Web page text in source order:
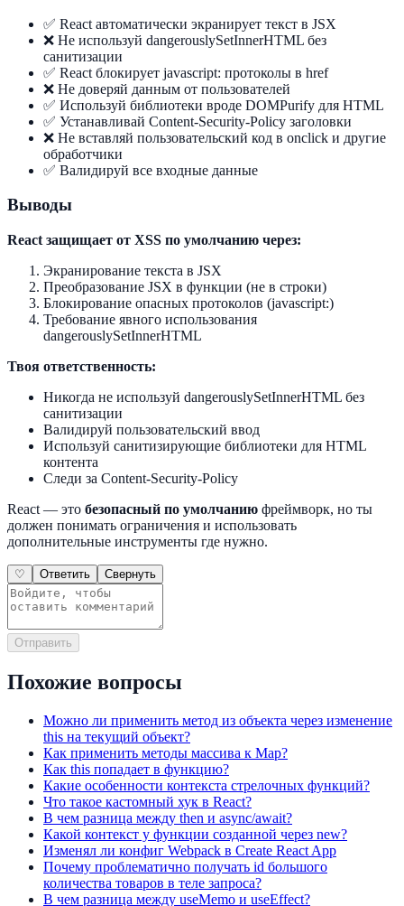
✅ React автоматически экранирует текст в JSX
❌ Не используй dangerouslySetInnerHTML без
санитизации
✅ React блокирует javascript: протоколы в href
❌ Не доверяй данным от пользователей
✅ Используй библиотеки вроде DOMPurify для HTML
✅ Устанавливай Content-Security-Policy заголовки
❌ Не вставляй пользовательский код в onclick и другие
обработчики
✅ Валидируй все входные данные
Выводы
React защищает от XSS по умолчанию через:
Экранирование текста в JSX
Преобразование JSX в функции (не в строки)
Блокирование опасных протоколов (javascript:)
Требование явного использования
dangerouslySetInnerHTML
Твоя ответственность:
Никогда не используй dangerouslySetInnerHTML без
санитизации
Валидируй пользовательский ввод
Используй санитизирующие библиотеки для HTML
контента
Следи за Content-Security-Policy
React — это безопасный по умолчанию фреймворк, но ты
должен понимать ограничения и использовать
дополнительные инструменты где нужно.
♡ Ответить Свернуть
Отправить
Похожие вопросы
Можно ли применить метод из объекта через изменение
this на текущий объект?
Как применить методы массива к Map?
Как this попадает в функцию?
Какие особенности контекста стрелочных функций?
Что такое кастомный хук в React?
В чем разница между then и async/await?
Какой контекст у функции созданной через new?
Изменял ли конфиг Webpack в Create React App
Почему проблематично получать id большого
количества товаров в теле запроса?
В чем разница между useMemo и useEffect?